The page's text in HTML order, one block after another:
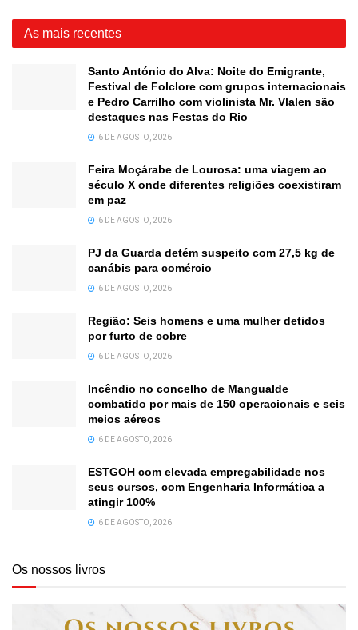
As mais recentes
Santo António do Alva: Noite do Emigrante,
Festival de Folclore com grupos internacionais
e Pedro Carrilho com violinista Mr. Vlalen são
destaques nas Festas do Rio
6 DE AGOSTO, 2026
Feira Moçárabe de Lourosa: uma viagem ao
século X onde diferentes religiões coexistiram
em paz
6 DE AGOSTO, 2026
PJ da Guarda detém suspeito com 27,5 kg de
canábis para comércio
6 DE AGOSTO, 2026
Região: Seis homens e uma mulher detidos
por furto de cobre
6 DE AGOSTO, 2026
Incêndio no concelho de Mangualde
combatido por mais de 150 operacionais e seis
meios aéreos
6 DE AGOSTO, 2026
ESTGOH com elevada empregabilidade nos
seus cursos, com Engenharia Informática a
atingir 100%
6 DE AGOSTO, 2026
Os nossos livros